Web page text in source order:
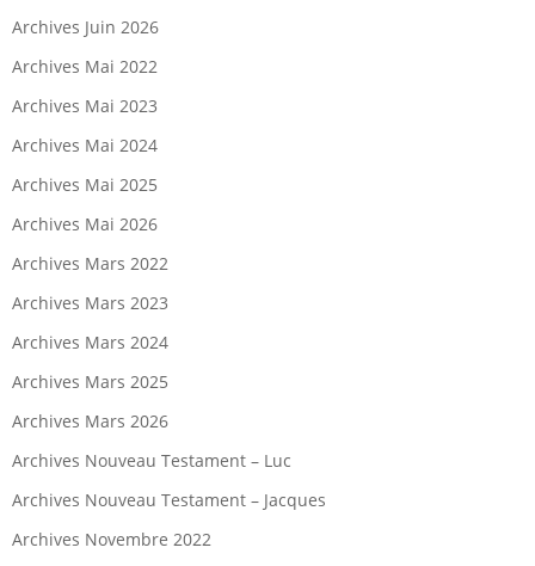
Archives Juin 2026
Archives Mai 2022
Archives Mai 2023
Archives Mai 2024
Archives Mai 2025
Archives Mai 2026
Archives Mars 2022
Archives Mars 2023
Archives Mars 2024
Archives Mars 2025
Archives Mars 2026
Archives Nouveau Testament – Luc
Archives Nouveau Testament – Jacques
Archives Novembre 2022